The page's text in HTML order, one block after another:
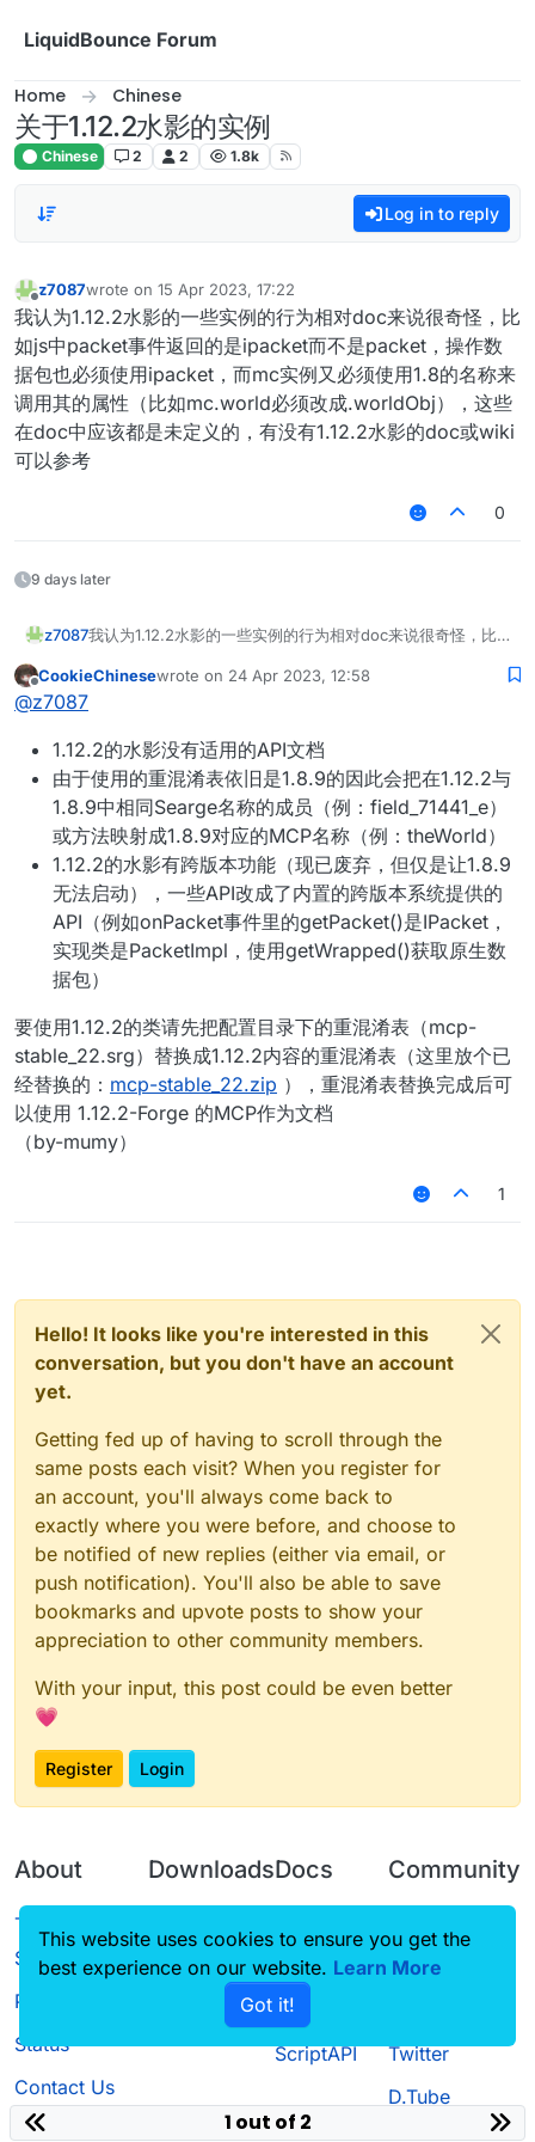
LiquidBounce Forum
Home Chinese
关于1.12.2水影的实例
Chinese 2 2 1.8k
Log in to reply
Offline
z7087wrote on 15 Apr 2023, 17:22
last edited by
我认为1.12.2水影的一些实例的行为相对doc来说很奇怪，比
如js中packet事件返回的是ipacket而不是packet，操作数
据包也必须使用ipacket，而mc实例又必须使用1.8的名称来
调用其的属性（比如mc.world必须改成.worldObj），这些
在doc中应该都是未定义的，有没有1.12.2水影的doc或wiki
可以参考
0
9 days later
z7087我认为1.12.2水影的一些实例的行为相对doc来说很奇怪，比
包也必须使用ipacket，而mc实例又必须使用1.8的名称来调用
Offline
CookieChinesewrote on 24 Apr 2023, 12:58
last edited by
@z7087
1.12.2的水影没有适用的API文档
由于使用的重混淆表依旧是1.8.9的因此会把在1.12.2与
1.8.9中相同Searge名称的成员（例：field_71441_e）
或方法映射成1.8.9对应的MCP名称（例：theWorld）
1.12.2的水影有跨版本功能（现已废弃，但仅是让1.8.9
无法启动），一些API改成了内置的跨版本系统提供的
API（例如onPacket事件里的getPacket()是IPacket，
实现类是PacketImpl，使用getWrapped()获取原生数
据包）
要使用1.12.2的类请先把配置目录下的重混淆表（mcp-
stable_22.srg）替换成1.12.2内容的重混淆表（这里放个已
经替换的： mcp-stable_22.zip ），重混淆表替换完成后可
以使用 1.12.2-Forge 的MCP作为文档
（by-mumy）
1
Hello! It looks like you're interested in this
conversation, but you don't have an account
yet.
Getting fed up of having to scroll through the
same posts each visit? When you register for
an account, you'll always come back to
exactly where you were before, and choose to
be notified of new replies (either via email, or
push notification). You'll also be able to save
bookmarks and upvote posts to show your
appreciation to other community members.
With your input, this post could be even better
💗
Register Login
About
Terms of
Service
Privacy Policy
Status
Contact Us
Downloads
Source code
Docs
CustomHUD
AutoSettings
ScriptAPI
Community
Guilded
Twitter
D.Tube
1 out of 2
This website uses cookies to ensure you get the
best experience on our website. Learn More
Got it!